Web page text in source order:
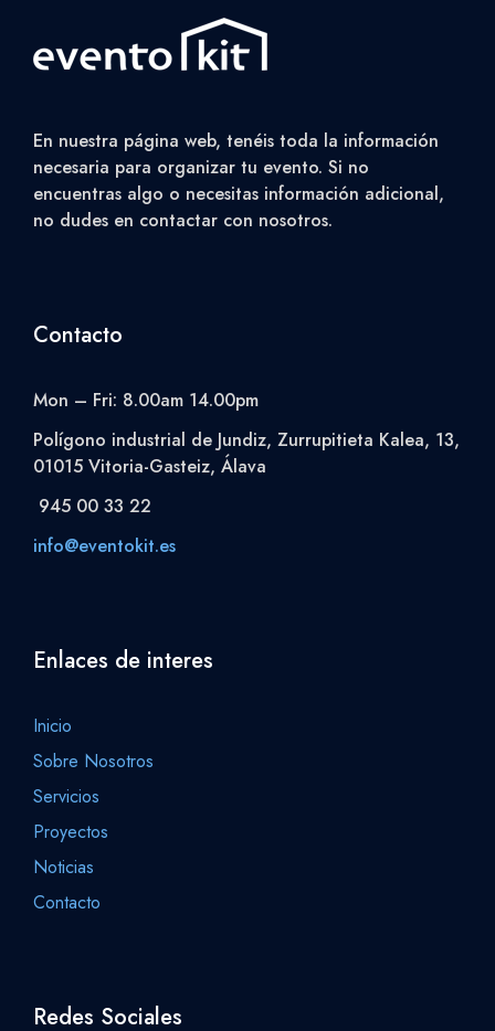
En nuestra página web, tenéis toda la información
necesaria para organizar tu evento. Si no
encuentras algo o necesitas información adicional,
no dudes en contactar con nosotros.
Contacto
Mon – Fri: 8.00am 14.00pm
Polígono industrial de Jundiz, Zurrupitieta Kalea, 13,
01015 Vitoria-Gasteiz, Álava
945 00 33 22
info@eventokit.es
Enlaces de interes
Inicio
Sobre Nosotros
Servicios
Proyectos
Noticias
Contacto
Redes Sociales